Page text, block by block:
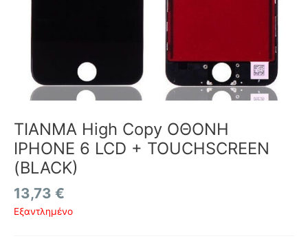
TIANMA High Copy ΟΘΟΝΗ
IPHONE 6 LCD + TOUCHSCREEN
(BLACK)
13,73 €
Εξαντλημένο